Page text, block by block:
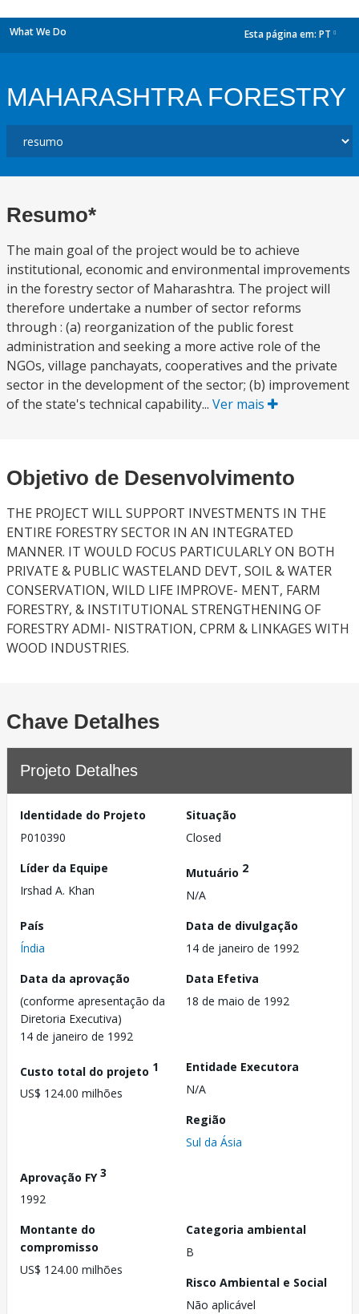
What We Do Esta página em: PT
MAHARASHTRA FORESTRY
Resumo*
The main goal of the project would be to achieve
institutional, economic and environmental improvements
in the forestry sector of Maharashtra. The project will
therefore undertake a number of sector reforms
through : (a) reorganization of the public forest
administration and seeking a more active role of the
NGOs, village panchayats, cooperatives and the private
sector in the development of the sector; (b) improvement
of the state's technical capability... Ver mais
Objetivo de Desenvolvimento
THE PROJECT WILL SUPPORT INVESTMENTS IN THE
ENTIRE FORESTRY SECTOR IN AN INTEGRATED
MANNER. IT WOULD FOCUS PARTICULARLY ON BOTH
PRIVATE & PUBLIC WASTELAND DEVT, SOIL & WATER
CONSERVATION, WILD LIFE IMPROVE- MENT, FARM
FORESTRY, & INSTITUTIONAL STRENGTHENING OF
FORESTRY ADMI- NISTRATION, CPRM & LINKAGES WITH
WOOD INDUSTRIES.
Chave Detalhes
Projeto Detalhes
Identidade do Projeto
P010390
Situação
Closed
Líder da Equipe
Irshad A. Khan
Mutuário 2
N/A
País
Índia
Data de divulgação
14 de janeiro de 1992
Data da aprovação
(conforme apresentação da
Diretoria Executiva)
14 de janeiro de 1992
Data Efetiva
18 de maio de 1992
Custo total do projeto 1
US$ 124.00 milhões
Entidade Executora
N/A
Região
Sul da Ásia
Aprovação FY3
1992
Montante do
compromisso
US$ 124.00 milhões
Categoria ambiental
B
Risco Ambiental e Social
Não aplicável